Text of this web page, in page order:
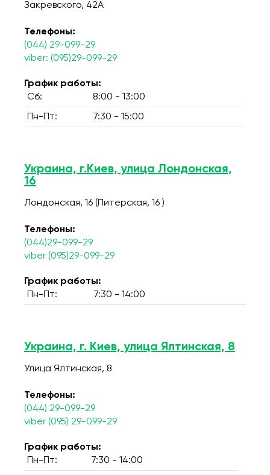
Закревского, 42А
Телефоны:
(044) 29-099-29
viber: (095)29-099-29
График работы:
Сб:
8:00 - 13:00
Пн-Пт: 7:30 - 15:00
Украина, г.Киев, улица Лондонская,
16
Лондонская, 16 (Питерская, 16 )
Телефоны:
(044)29-099-29
viber (095)29-099-29
График работы:
Пн-Пт:
7:30 - 14:00
Украина, г. Киев, улица Ялтинская, 8
Улица Ялтинская, 8
Телефоны:
(044) 29-099-29
viber (095) 29-099-29
График работы:
Пн-Пт:
7:30 - 14:00